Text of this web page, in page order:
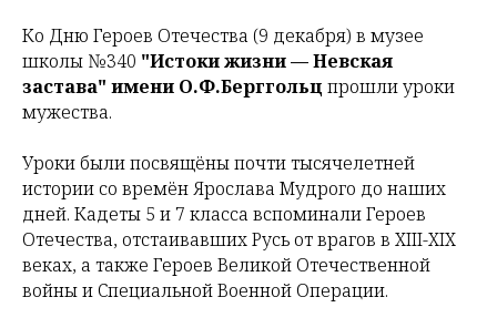
Ко Дню Героев Отечества (9 декабря) в музее
школы №340 "Истоки жизни — Невская
застава" имени О.Ф.Берггольц прошли уроки
мужества.
Уроки были посвящёны почти тысячелетней
истории со времён Ярослава Мудрого до наших
дней. Кадеты 5 и 7 класса вспоминали Героев
Отечества, отстаивавших Русь от врагов в XIII-XIX
веках, а также Героев Великой Отечественной
войны и Специальной Военной Операции.